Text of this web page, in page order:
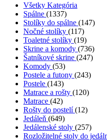
Všetky Kategória
Spálne (1337)
Stolíky do spálne (147)
Nočné stolíky (117)
Toaletné stolíky (19)
Skrine a komody (736)
Šatníkové skrine (247)
Komody (53)
Postele a futony (243)
Postele (143)
Matrace a rošty (120)
Matrace (42)
Rošty do postelí(12)
Jedáleň (649)
Jedálenské stoly (257)
Rozložitelné stoly do